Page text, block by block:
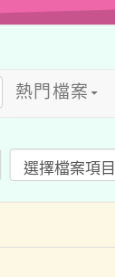
熱門檔案